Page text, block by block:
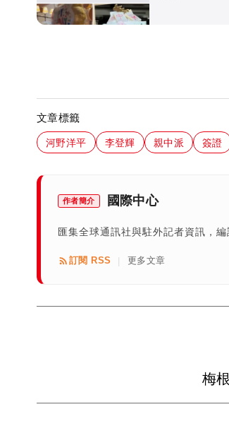
文章標籤
河野洋平 李登輝 親中派 簽證
作者簡介 國際中心
匯集全球通訊社與駐外記者資訊，
訂閱 RSS 更多文章
梅